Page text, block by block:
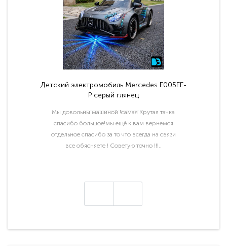
Детский электромобиль Mercedes E005EE-
P серый глянец
Мы довольны машиной !самая Крутая тачка
спасибо большое!мы ещё к вам вернемся
отдельное спасибо за то что всегда на связи
все обясняете ! Советую точно !!!..